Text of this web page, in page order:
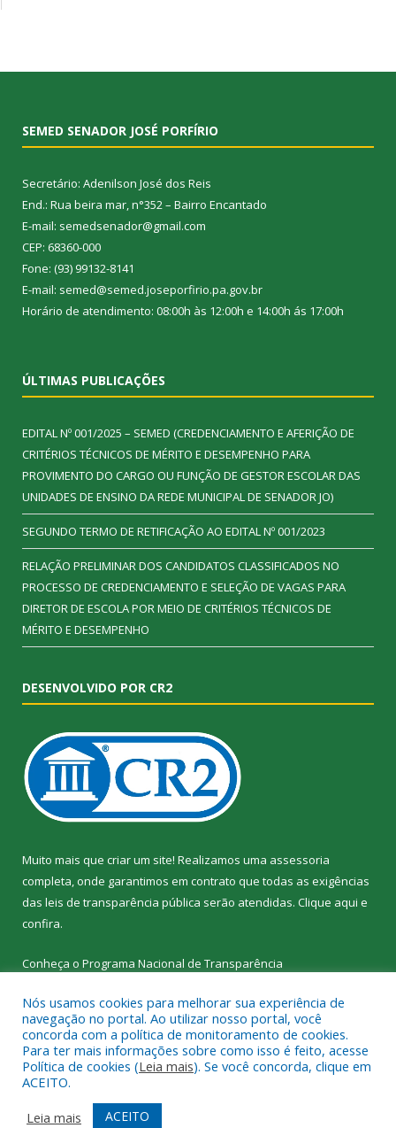
SEMED SENADOR JOSÉ PORFÍRIO
Secretário: Adenilson José dos Reis
End.: Rua beira mar, n°352 – Bairro Encantado
E-mail: semedsenador@gmail.com
CEP: 68360-000
Fone: (93) 99132-8141
E-mail: semed@semed.joseporfirio.pa.gov.br
Horário de atendimento: 08:00h às 12:00h e 14:00h ás 17:00h
ÚLTIMAS PUBLICAÇÕES
EDITAL Nº 001/2025 – SEMED (CREDENCIAMENTO E AFERIÇÃO DE
CRITÉRIOS TÉCNICOS DE MÉRITO E DESEMPENHO PARA
PROVIMENTO DO CARGO OU FUNÇÃO DE GESTOR ESCOLAR DAS
UNIDADES DE ENSINO DA REDE MUNICIPAL DE SENADOR JO)
SEGUNDO TERMO DE RETIFICAÇÃO AO EDITAL Nº 001/2023
RELAÇÃO PRELIMINAR DOS CANDIDATOS CLASSIFICADOS NO
PROCESSO DE CREDENCIAMENTO E SELEÇÃO DE VAGAS PARA
DIRETOR DE ESCOLA POR MEIO DE CRITÉRIOS TÉCNICOS DE
MÉRITO E DESEMPENHO
DESENVOLVIDO POR CR2
Muito mais que criar um site! Realizamos uma assessoria
completa, onde garantimos em contrato que todas as exigências
das leis de transparência pública serão atendidas. Clique aqui e
confira.
Conheça o Programa Nacional de Transparência
Todos os direitos reservados a SEMED – Secretaria Municipal de
Educação de Senador José Porfírio.
Mapa do Site
Acessar Área Administrativa
Nós usamos cookies para melhorar sua experiência de
navegação no portal. Ao utilizar nosso portal, você
concorda com a política de monitoramento de cookies.
Para ter mais informações sobre como isso é feito, acesse
Política de cookies (Leia mais). Se você concorda, clique em
ACEITO.
Leia mais
ACEITO